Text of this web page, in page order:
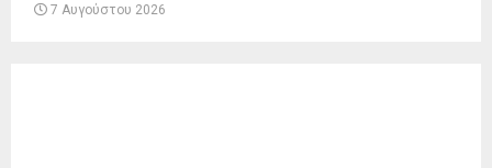
7 Αυγούστου 2026